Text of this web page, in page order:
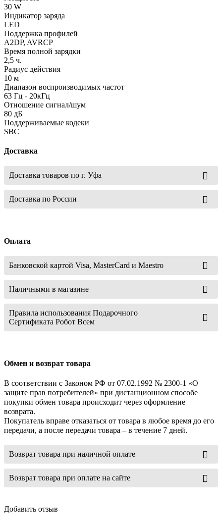
30 W
Индикатор заряда
LED
Поддержка профилей
A2DP, AVRCP
Время полной зарядки
2,5 ч.
Радиус действия
10 м
Диапазон воспроизводимых частот
63 Гц - 20кГц
Отношение сигнал/шум
80 дБ
Поддерживаемые кодеки
SBC
Доставка
Доставка товаров по г. Уфа
Доставка по России
Оплата
Банковской картой Visa, MasterCard и Maestro
Наличными в магазине
Правила использования Подарочного
Сертификата Робот Всем
Обмен и возврат товара
В соответствии с Законом РФ от 07.02.1992 № 2300-1 «О
защите прав потребителей» при дистанционном способе
покупки обмен товара происходит через оформление
возврата.
Покупатель вправе отказаться от товара в любое время до его
передачи, а после передачи товара – в течение 7 дней.
Возврат товара при наличной оплате
Возврат товара при оплате на сайте
Добавить отзыв